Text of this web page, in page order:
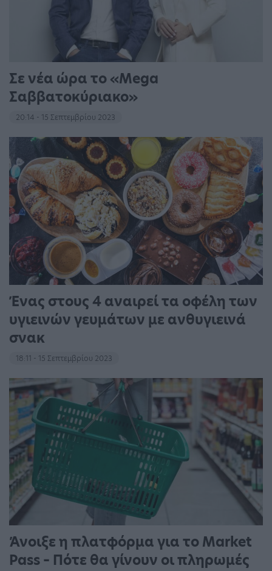
Σε νέα ώρα το «Mega
Σαββατοκύριακο»
20:14 - 15 Σεπτεμβρίου 2023
Ένας στους 4 αναιρεί τα οφέλη των
υγιεινών γευμάτων με ανθυγιεινά
σνακ
18:11 - 15 Σεπτεμβρίου 2023
Άνοιξε η πλατφόρμα για το Market
Pass – Πότε θα γίνουν οι πληρωμές